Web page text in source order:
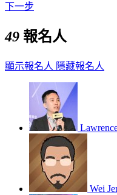
下一步
49 報名人
顯示報名人 隱藏報名人
Wei